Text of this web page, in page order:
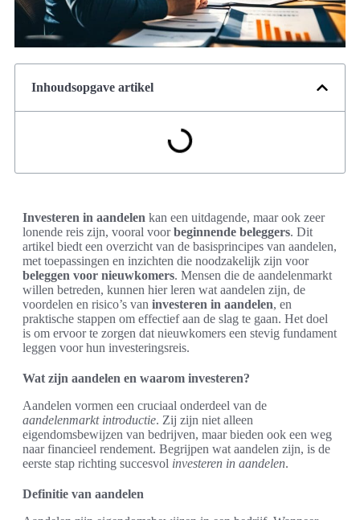
Inhoudsopgave artikel
Investeren in aandelen kan een uitdagende, maar ook zeer
lonende reis zijn, vooral voorbeginnende beleggers. Dit
artikel biedt een overzicht van de basisprincipes van aandelen,
met toepassingen en inzichten die noodzakelijk zijn voor
beleggen voor nieuwkomers. Mensen die de aandelenmarkt
willen betreden, kunnen hier leren wat aandelen zijn, de
voordelen en risico’s van investeren in aandelen, en
praktische stappen om effectief aan de slag te gaan. Het doel
is om ervoor te zorgen dat nieuwkomers een stevig fundament
leggen voor hun investeringsreis.
Wat zijn aandelen en waarom investeren?
Aandelen vormen een cruciaal onderdeel van de
aandelenmarkt introductie. Zij zijn niet alleen
eigendomsbewijzen van bedrijven, maar bieden ook een weg
naar financieel rendement. Begrijpen wat aandelen zijn, is de
eerste stap richting succesvol investeren in aandelen.
Definitie van aandelen